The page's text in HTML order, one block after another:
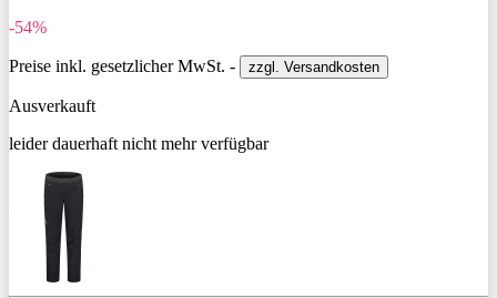
-54%
Preise inkl. gesetzlicher MwSt. - zzgl. Versandkosten
Ausverkauft
leider dauerhaft nicht mehr verfügbar